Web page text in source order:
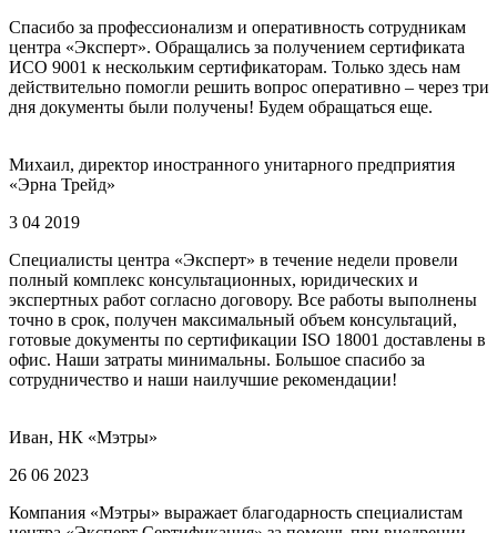
Спасибо за профессионализм и оперативность сотрудникам
центра «Эксперт». Обращались за получением сертификата
ИСО 9001 к нескольким сертификаторам. Только здесь нам
действительно помогли решить вопрос оперативно – через три
дня документы были получены! Будем обращаться еще.
Михаил, директор иностранного унитарного предприятия
«Эрна Трейд»
3 04 2019
Специалисты центра «Эксперт» в течение недели провели
полный комплекс консультационных, юридических и
экспертных работ согласно договору. Все работы выполнены
точно в срок, получен максимальный объем консультаций,
готовые документы по сертификации ISO 18001 доставлены в
офис. Наши затраты минимальны. Большое спасибо за
сотрудничество и наши наилучшие рекомендации!
Иван, НК «Мэтры»
26 06 2023
Компания «Мэтры» выражает благодарность специалистам